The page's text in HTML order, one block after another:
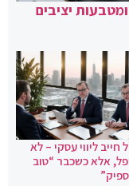
יציבים
ליווי עסקי – לא
אלא כשכבר “טוב